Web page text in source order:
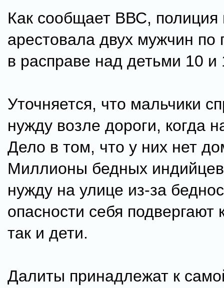
Как сообщает ВВС, полиция
арестовала двух мужчин по
в расправе над детьми 10 и
Уточняется, что мальчики
нужду возле дороги, когда
Дело в том, что у них нет
Миллионы бедных
нужду на улице из-за
опасности себя
так и дети.
Далиты принадлежат к